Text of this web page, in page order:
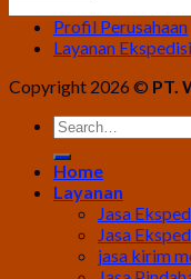
Profil Perusahaan
Layanan
Copyright 2026 © PT.
Home
Layanan
Jasa
Jasa
jasa kirim